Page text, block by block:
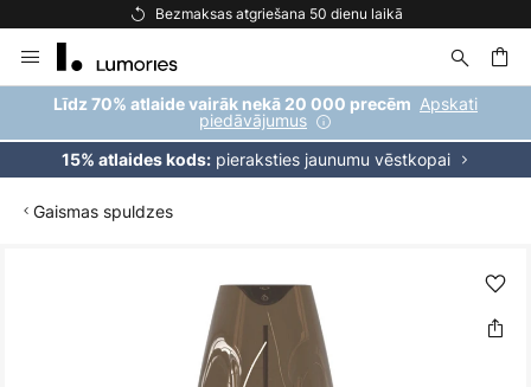
Bezmaksas atgriešana 50 dienu laikā
to
Content
Līdz 70% atlaide vairāk nekā 20 000 precēm Apskati
piedāvājumus
15% atlaides kods:pieraksties jaunumu vēstkopai
Gaismas spuldzes